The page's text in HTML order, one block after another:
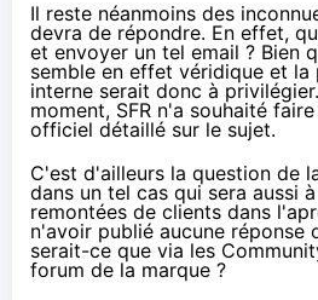
Il reste néanmoins des
devra de répondre. En effet,
et envoyer un tel email ? Bien
semble en effet véridique et la
interne serait donc à
moment, SFR n'a souhaité
officiel détaillé sur le sujet.
C'est d'ailleurs la question de
dans un tel cas qui sera aussi
remontées de clients dans
n'avoir publié aucune réponse
serait-ce que via les
forum de la marque ?